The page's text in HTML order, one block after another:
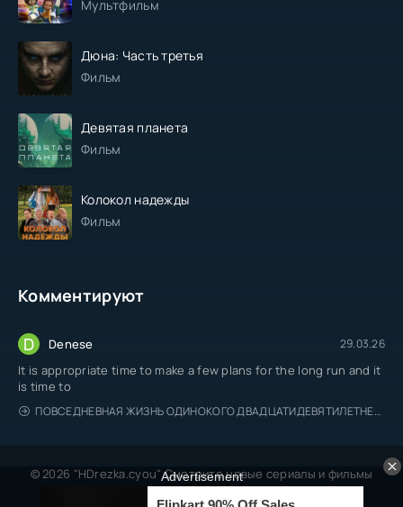
Мультфильм
Дюна: Часть третья
Фильм
Девятая планета
Фильм
Колокол надежды
Фильм
Комментируют
D Denese 29.03.26
It is appropriate time to make a few plans for the long run and it
is time to
ПОВСЕДНЕВНАЯ ЖИЗНЬ ОДИНОКОГО ДВАДЦАТИДЕВЯТИЛЕТНЕГО АВАНТЮРИСТА
© 2026 "HDrezka.cyou" Смотрите новые сериалы и фильмы